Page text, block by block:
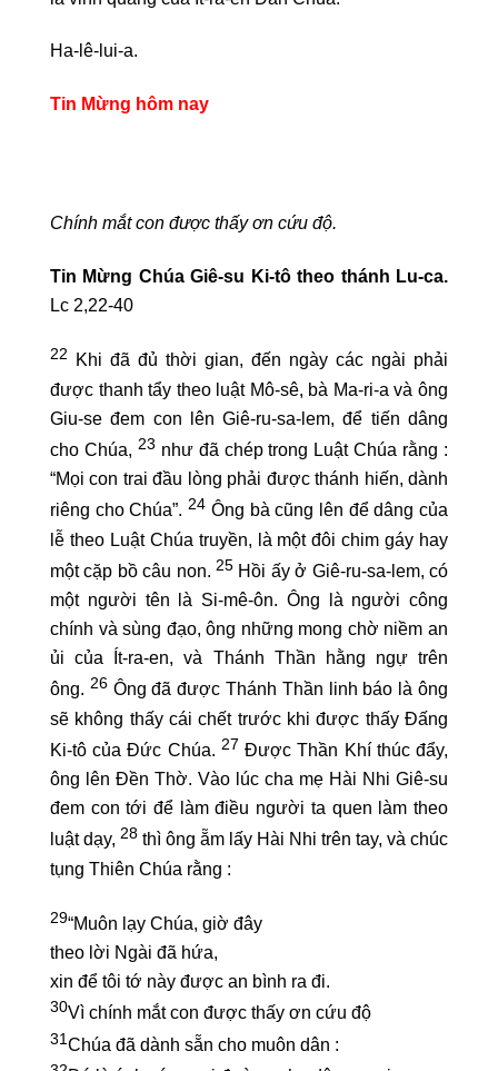
Ha-lê-lui-a.
Tin Mừng hôm nay
Chính mắt con được thấy ơn cứu độ.
Tin Mừng Chúa Giê-su Ki-tô theo thánh Lu-ca.
Lc 2,22-40
22
Khi đã đủ thời gian, đến ngày các ngài phải
được thanh tẩy theo luật Mô-sê, bà Ma-ri-a và ông
Giu-se đem con lên Giê-ru-sa-lem, để tiến dâng
cho Chúa, 23 như đã chép trong Luật Chúa rằng :
“Mọi con trai đầu lòng phải được thánh hiến, dành
riêng cho Chúa”.24 Ông bà cũng lên để dâng của
lễ theo Luật Chúa truyền, là một đôi chim gáy hay
một cặp bồ câu non. 25 Hồi ấy ở Giê-ru-sa-lem, có
một người tên là Si-mê-ôn. Ông là người công
chính và sùng đạo, ông những mong chờ niềm an
ủi của Ít-ra-en, và Thánh Thần hằng ngự trên
ông. 26Ông đã được Thánh Thần linh báo là ông
sẽ không thấy cái chết trước khi được thấy Đấng
Ki-tô của Đức Chúa. 27 Được Thần Khí thúc đẩy,
ông lên Đền Thờ. Vào lúc cha mẹ Hài Nhi Giê-su
đem con tới để làm điều người ta quen làm theo
luật dạy, 28 thì ông ẵm lấy Hài Nhi trên tay, và chúc
tụng Thiên Chúa rằng :
29“Muôn lạy Chúa, giờ đây
theo lời Ngài đã hứa,
xin để tôi tớ này được an bình ra đi.
30Vì chính mắt con được thấy ơn cứu độ
31 Chúa đã dành sẵn cho muôn dân :